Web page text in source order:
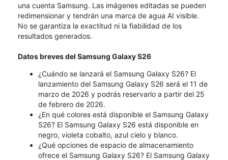
una cuenta Samsung. Las imágenes editadas se pueden
redimensionar y tendrán una marca de agua AI visible.
No se garantiza la exactitud ni la fiabilidad de los
resultados generados.
Datos breves del Samsung Galaxy S26
¿Cuándo se lanzará el Samsung Galaxy S26? El
lanzamiento del Samsung Galaxy S26 será el 11 de
marzo de 2026 y podrás reservarlo a partir del 25
de febrero de 2026.
¿En qué colores está disponible el Samsung Galaxy
S26? El Samsung Galaxy S26 está disponible en
negro, violeta cobalto, azul cielo y blanco.
¿Qué opciones de espacio de almacenamiento
ofrece el Samsung Galaxy S26? El Samsung Galaxy